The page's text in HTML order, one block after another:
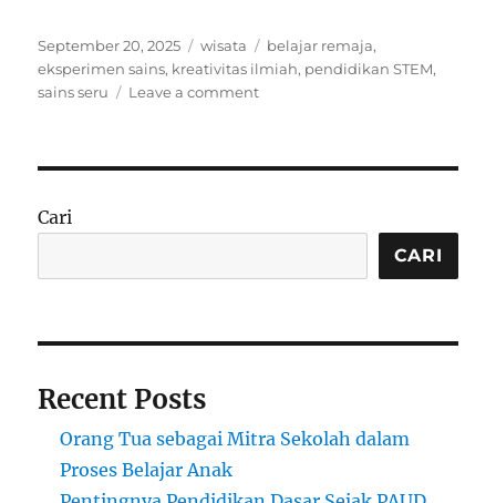
Posted
on
September 20, 2025 Categories
wisata Tags
belajar remaja,
eksperimen sains, kreativitas ilmiah, pendidikan STEM,
sains seru
Leave a commenton
Sains
Seru
Cari
CARI
Recent Posts
Orang Tua sebagai Mitra Sekolah dalam
Proses Belajar Anak